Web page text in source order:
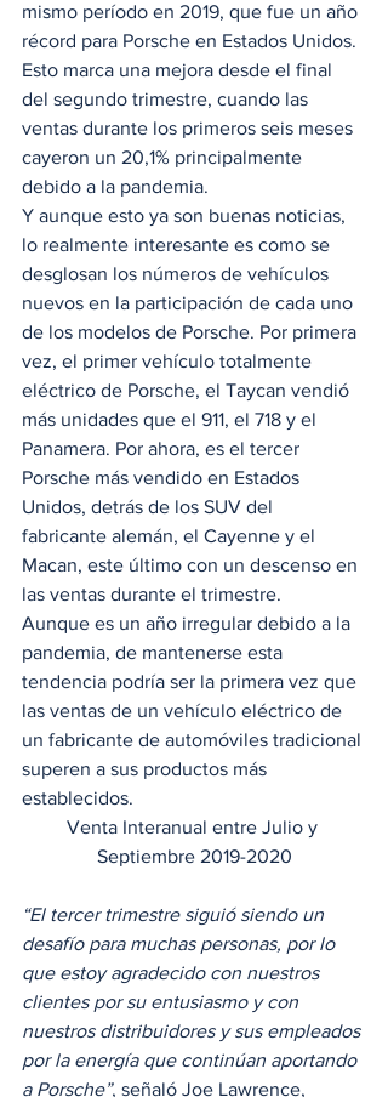
mismo período en 2019, que fue un año
récord para Porsche en Estados Unidos.
Esto marca una mejora desde el final
del segundo trimestre, cuando las
ventas durante los primeros seis meses
cayeron un 20,1% principalmente
debido a la pandemia.
Y aunque esto ya son buenas noticias,
lo realmente interesante es como se
desglosan los números de vehículos
nuevos en la participación de cada uno
de los modelos de Porsche. Por primera
vez, el primer vehículo totalmente
eléctrico de Porsche, el Taycan vendió
más unidades que el 911, el 718 y el
Panamera. Por ahora, es el tercer
Porsche más vendido en Estados
Unidos, detrás de los SUV del
fabricante alemán, el Cayenne y el
Macan, este último con un descenso en
las ventas durante el trimestre.
Aunque es un año irregular debido a la
pandemia, de mantenerse esta
tendencia podría ser la primera vez que
las ventas de un vehículo eléctrico de
un fabricante de automóviles tradicional
superen a sus productos más
establecidos.
Venta Interanual entre Julio y
Septiembre 2019-2020
“El tercer trimestre siguió siendo un
desafío para muchas personas, por lo
que estoy agradecido con nuestros
clientes por su entusiasmo y con
nuestros distribuidores y sus empleados
por la energía que continúan aportando
a Porsche”, señaló Joe Lawrence,